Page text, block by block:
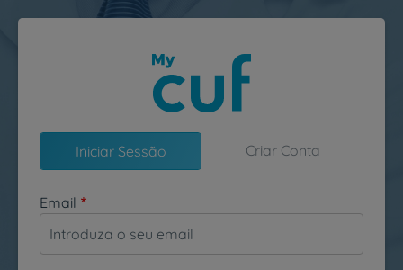
Passar para o conteúdo principal
Iniciar Sessão Criar Conta
Email